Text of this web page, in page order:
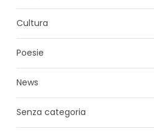
Cultura
Poesie
News
Senza categoria